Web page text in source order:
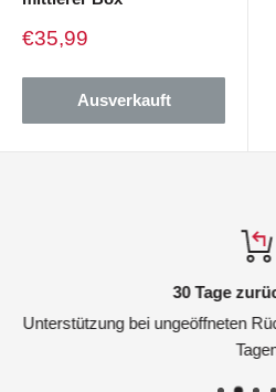
Verkaufspreis
€35,99
Ausverkauft
30 Tage
Unterstützung bei ungeöffneten
Tagen